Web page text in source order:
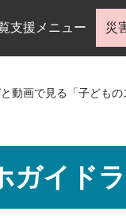
支援メニュー 災
動画で見る「子どもの
イドラ